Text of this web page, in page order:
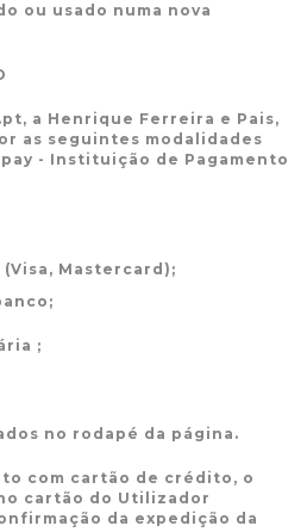
ou usado numa nova
a Henrique Ferreira e Pais,
as seguintes modalidades
- Instituição de Pagamento
Mastercard);
;
no rodapé da página.
com cartão de crédito, o
cartão do Utilizador
da expedição da